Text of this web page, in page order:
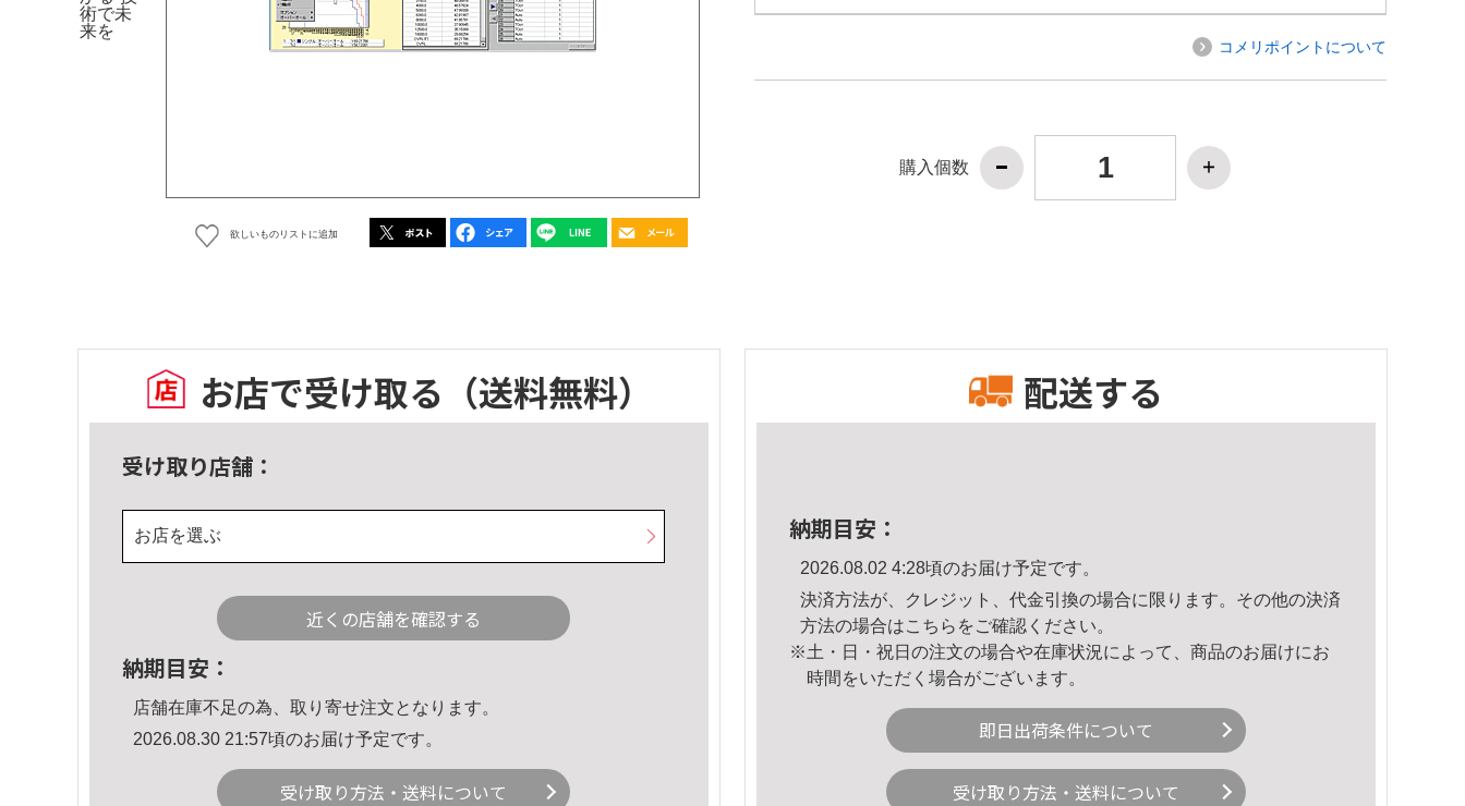
欲しいものリストに追加
コメリポイントについて
購入個数
お店で受け取る （送料無料）
受け取り店舗：
お店を選ぶ
近くの店舗を確認する
納期目安：
店舗在庫不足の為、取り寄せ注文となります。
2026.08.30 21:57頃のお届け予定です。
受け取り方法・送料について
配送する
納期目安：
2026.08.02 4:28頃のお届け予定です。
決済方法が、クレジット、代金引換の場合に限ります。その他の決済
方法の場合はこちら をご確認ください。
※土・日・祝日の注文の場合や在庫状況によって、商品のお届けにお
時間をいただく場合がございます。
即日出荷条件について
受け取り方法・送料について